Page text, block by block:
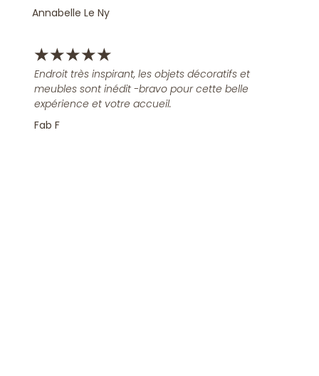
Annabelle Le Ny
★★★★★
Endroit très inspirant, les objets décoratifs et
meubles sont inédit -bravo pour cette belle
expérience et votre accueil.
Fab F